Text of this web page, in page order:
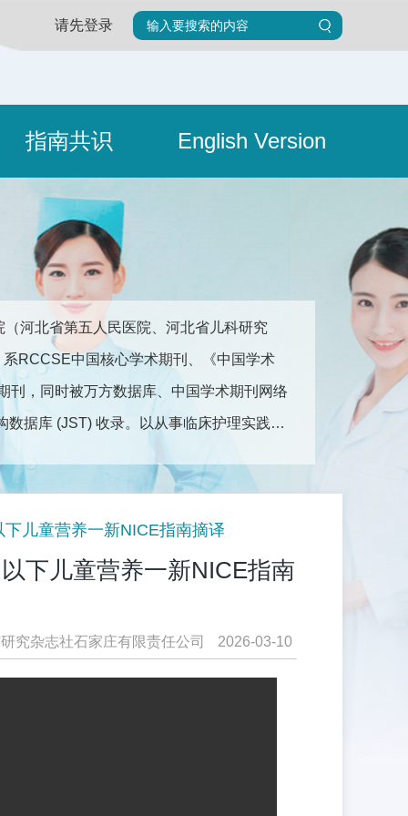
请先登录
指南共识 English Version
河北省第五人民医院、河北省儿科研究
RCCSE中国核心学术期刊、《中国学术
刊，同时被万方数据库、中国学术期刊网络
据库 (JST) 收录。以从事临床护理实践、
理、护理管理、护理教育、综述、循证护
流的园地。 查看更多
儿童营养一新NICE指南摘译
下儿童营养一新NICE指南
究杂志社石家庄有限责任公司 2026-03-10